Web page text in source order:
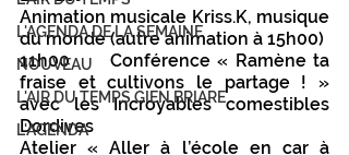
L'AGENDA DE LA SEMAINE
NOUVEAU
L'AIR DU TEMPS GIEN BRIARE
L'AGENDA
Animation musicale Kriss.K, musique
du monde (autre animation à 15h00)
11h00	Conférence « Ramène ta
fraise et cultivons le partage ! »
avec les Incroyables comestibles
Dordives
Atelier « Aller à l’école en car à